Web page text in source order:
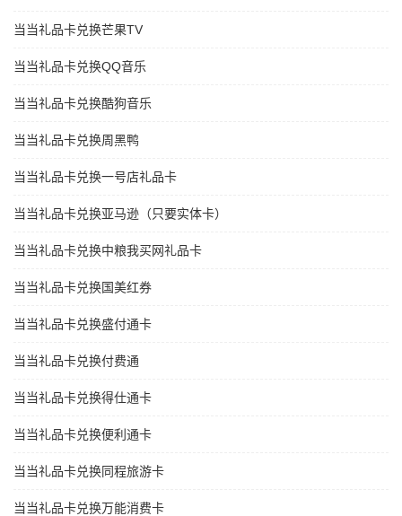
当当礼品卡兑换芒果TV
当当礼品卡兑换QQ音乐
当当礼品卡兑换酷狗音乐
当当礼品卡兑换周黑鸭
当当礼品卡兑换一号店礼品卡
当当礼品卡兑换亚马逊（只要实体卡）
当当礼品卡兑换中粮我买网礼品卡
当当礼品卡兑换国美红券
当当礼品卡兑换盛付通卡
当当礼品卡兑换付费通
当当礼品卡兑换得仕通卡
当当礼品卡兑换便利通卡
当当礼品卡兑换同程旅游卡
当当礼品卡兑换万能消费卡